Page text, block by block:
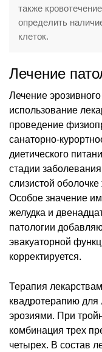
также
определить
клеток.
Лечение
Лечение
использование
проведение
санаторно-
диетического
стадии
слизистой
Особое значение
желудка и
патологии
эвакуаторной
корректируется.
Терапия
квадротерапию для
эрозиями. При
комбинация трех
четырех. В состав